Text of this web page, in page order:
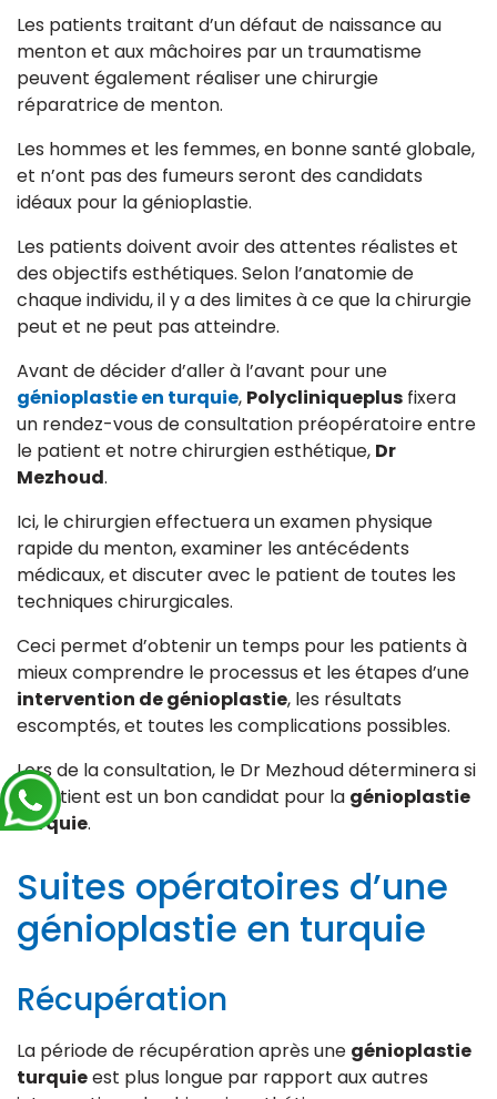
Les patients traitant d’un défaut de naissance au
menton et aux mâchoires par un traumatisme
peuvent également réaliser une chirurgie
réparatrice de menton.
Les hommes et les femmes, en bonne santé globale,
et n’ont pas des fumeurs seront des candidats
idéaux pour la génioplastie.
Les patients doivent avoir des attentes réalistes et
des objectifs esthétiques. Selon l’anatomie de
chaque individu, il y a des limites à ce que la chirurgie
peut et ne peut pas atteindre.
Avant de décider d’aller à l’avant pour une
génioplastie en turquie, Polycliniqueplus fixera
un rendez-vous de consultation préopératoire entre
le patient et notre chirurgien esthétique, Dr
Mezhoud.
Ici, le chirurgien effectuera un examen physique
rapide du menton, examiner les antécédents
médicaux, et discuter avec le patient de toutes les
techniques chirurgicales.
Ceci permet d’obtenir un temps pour les patients à
mieux comprendre le processus et les étapes d’une
intervention de génioplastie, les résultats
escomptés, et toutes les complications possibles.
Lors de la consultation, le Dr Mezhoud déterminera si
le patient est un bon candidat pour la génioplastie
turquie.
Suites opératoires d’une
génioplastie en turquie
Récupération
La période de récupération après une génioplastie
turquieest plus longue par rapport aux autres